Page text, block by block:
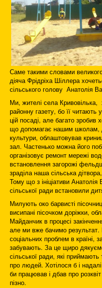
Саме такими словами
діяча Фрідріха Шіллера
сільського голову Анатолія
Ми, жителі села
районну газету, бо її
цій посаді, але багато
що допомагає нашим
культури, облаштовував
зал. Частенько можна його
організовує ремонт мережі
встановлення загорожі
зраділа наша сільська
Тому що з ініціативи
сільської ради встановили
Милують око барвисті
висипані пісочком доріжки,
Майданчик в процесі
але ми вже бачимо результат.
соціальних проблем в країні,
забувають. За це щиро
сільської ради, які
про людей. Хотілося б і
би працював і дбав про
пізно.